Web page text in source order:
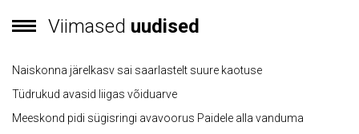
Viimased uudised
Naiskonna järelkasv sai saarlastelt suure kaotuse
Tüdrukud avasid liigas võiduarve
Meeskond pidi sügisringi avavoorus Paidele alla vanduma